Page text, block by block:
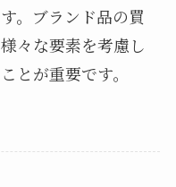
。ブランド品の買
々な要素を考慮し
とが重要です。